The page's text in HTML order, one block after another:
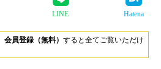
LINE Hatena
会員登録（無料） すると全てご覧いただけ